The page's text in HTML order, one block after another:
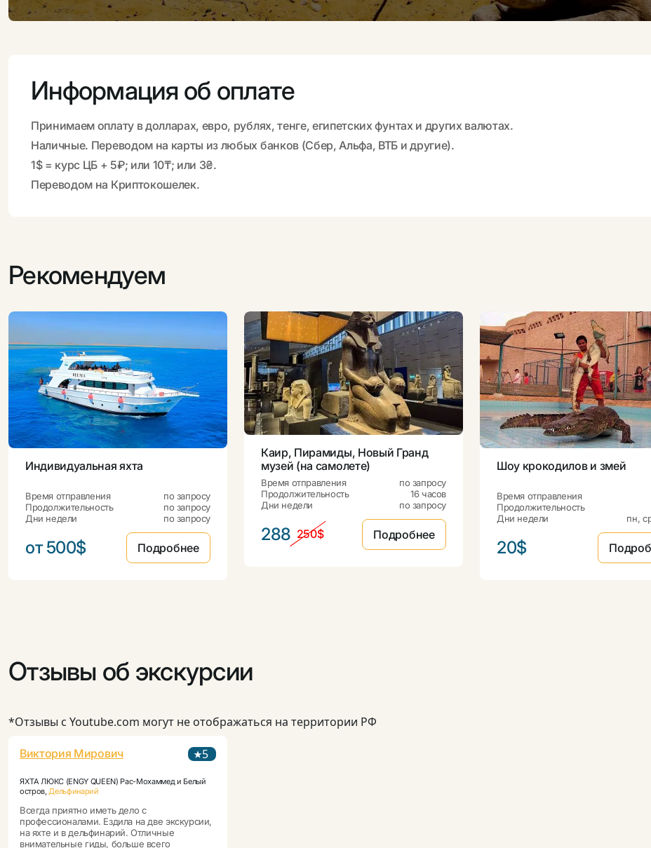
Информация об оплате
Принимаем оплату в долларах, евро, рублях, тенге, египетских фунтах и других валютах.
Наличные. Переводом на карты из любых банков (Сбер, Альфа, ВТБ и другие).
1$ = курс ЦБ + 5₽; или 10₸; или 3₴.
Переводом на Криптокошелек.
Рекомендуем
Индивидуальная яхта
Время отправления
по запросу
Продолжительность
по запросу
Дни недели
по запросу
от 500$ Подробнее
Каир, Пирамиды, Новый Гранд
музей (на самолете)
Время отправления
по запросу
Продолжительность
16 часов
Дни недели
по запросу
288 250$ Подробнее
Шоу крокодилов и змей
Время отправления
Продолжительность
Дни недели
пн,
20$
Отзывы об экскурсии
*Отзывы с Youtube.com могут не отображаться на территории РФ
Виктория Мирович 5
ЯХТА ЛЮКС (ENGY QUEEN) Рас-Мохаммед и Белый
остров,Дельфинарий
Всегда приятно иметь дело с
профессионалами. Ездила на две экскурсии,
на яхте и в дельфинарий. Отличные
внимательные гиды, больше всего